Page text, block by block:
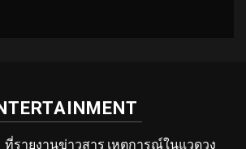
รายงานข่าวสาร เหตุการณ์ในแวดวง